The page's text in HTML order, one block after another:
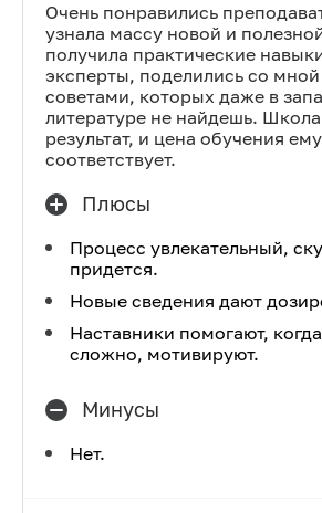
Очень понравились
узнала массу новой и
получила практические
эксперты, поделились со
советами, которых даже в
литературе не найдешь.
результат, и цена обучения
соответствует.
Плюсы
Процесс увлекательный,
придется.
Новые сведения дают
Наставники помогают,
сложно, мотивируют.
Минусы
Нет.